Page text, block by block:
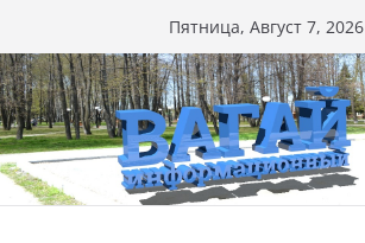
к
содержимому
Пятница, Август 7, 2026